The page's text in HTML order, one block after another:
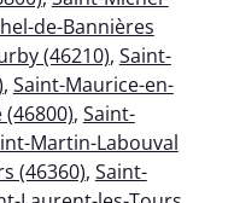
de-Bannières
(46210), Saint-
, Saint-Maurice-en-
, Saint-
Martin-Labouval
(46360), Saint-